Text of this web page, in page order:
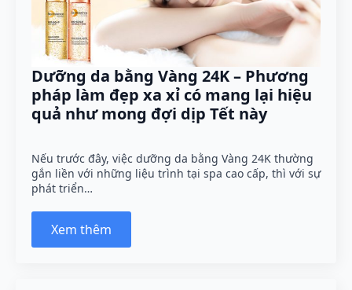
Dưỡng da bằng Vàng 24K – Phương
pháp làm đẹp xa xỉ có mang lại hiệu
quả như mong đợi dịp Tết này
Nếu trước đây, việc dưỡng da bằng Vàng 24K thường
gắn liền với những liệu trình tại spa cao cấp, thì với sự
phát triển…
Xem thêm